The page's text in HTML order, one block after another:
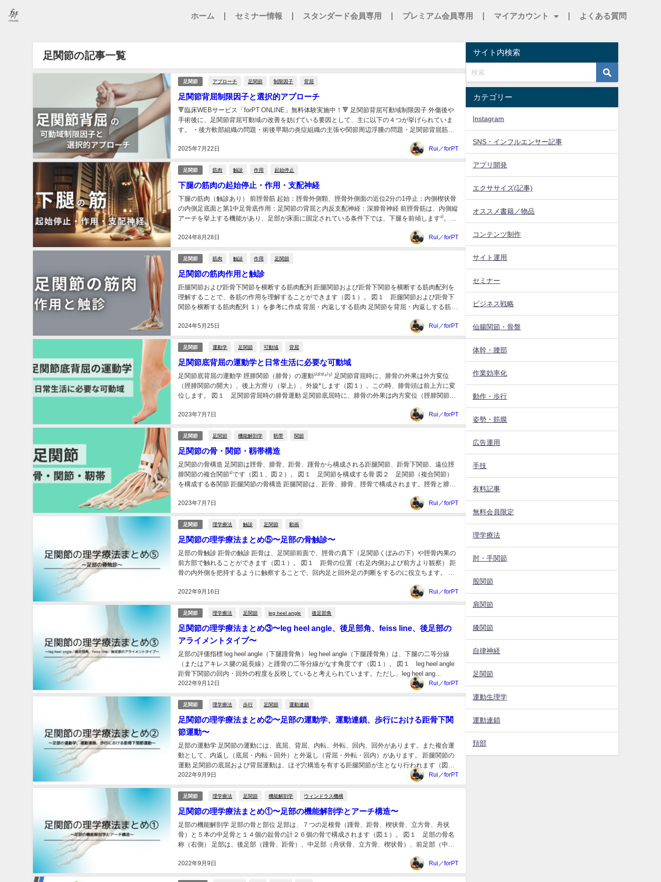
ホーム セミナー情報 スタンダード会員専用 プレミアム会員専用 マイアカウント よくある質問
足関節の記事一覧
足関節 アプローチ 足関節 制限因子 背屈
足関節背屈制限因子と選択的アプローチ
2025年7月22日
🔻臨床WEBサービス「forPT ONLINE」無料体験実施中！🔻 足関節背屈可動域制限因子 外傷後や
手術後に、足関節背屈可動域の改善を妨げている要因として、主に以下の４つが挙げられていま
す。 ・後方軟部組織の問題・術後早期の炎症組織の主張や関節周辺浮腫の問題・足関節背屈筋の
Rui／forPT
足関節 筋肉 触診 作用 起始停止
下腿の筋肉の起始停止・作用・支配神経
2024年8月28日
下腿の筋肉（触診あり） 前脛骨筋 起始：脛骨外側顆、脛骨外側面の近位2分の1停止：内側楔状骨
の内側足底面と第1中足骨底作用：足関節の背屈と内反支配神経：深腓骨神経 前脛骨筋は、内側縦
アーチを挙上する機能があり、足部が床面に固定されている条件下では、下腿を前傾します¹⁾。歩
Rui／forPT
足関節 筋肉 触診 作用 足関節
足関節の筋肉作用と触診
2024年5月25日
距腿関節および距骨下関節を横断する筋肉配列 距腿関節および距骨下関節を横断する筋肉配列を
理解することで、各筋の作用を理解することができます（図１）。 図１ 距腿関節および距骨下
関節を横断する筋肉配列 １）を参考に作成 背屈・内返しする筋肉 足関節を背屈・内返しする筋肉
Rui／forPT
足関節 運動学 足関節 可動域 背屈
足関節底背屈の運動学と日常生活に必要な可動域
2023年7月7日
足関節底背屈の運動学 脛腓関節（腓骨）の運動¹⁾²⁾³⁾⁴⁾⁵⁾ 足関節背屈時に、腓骨の外果は外方変位
（脛腓関節の開大）、後上方滑り（挙上）、外旋*します（図１）。この時、腓骨頭は前上方に変
位します。 図１ 足関節背屈時の腓骨運動 足関節底屈時に、腓骨の外果は内方変位（脛腓関節の
Rui／forPT
足関節 足関節 機能解剖学 靭帯 関節
足関節の骨・関節・靱帯構造
2023年7月7日
足関節の骨構造 足関節は脛骨、腓骨、距骨、踵骨から構成される距腿関節、距骨下関節、遠位脛
腓関節の複合関節¹⁾です（図１、図２）。 図１ 足関節を構成する骨 図２ 足関節（複合関節）
を構成する各関節 距腿関節の骨構造 距腿関節は、距骨、腓骨、脛骨で構成されます。脛骨と腓骨
Rui／forPT
足関節 理学療法 触診 足関節 動画
足関節の理学療法まとめ⑤〜足部の骨触診〜
2022年9月16日
足部の骨触診 距骨の触診 距骨は、足関節前面で、脛骨の真下（足関節くぼみの下）や脛骨内果の
前方部で触れることができます（図１）。 図１ 距骨の位置（右足内側および前方より観察） 距
骨の内外側を把持するように触察することで、回内足と回外足の判断をするのに役立ちます。 自
Rui／forPT
足関節 理学療法 足関節 leg heel angle 後足部角
足関節の理学療法まとめ③〜leg heel angle、後足部角、feiss line、後足部の
アライメントタイプ〜
2022年9月12日
足部の評価指標 leg heel angle（下腿踵骨角） leg heel angle（下腿踵骨角）は、下腿の二等分線
（またはアキレス腱の延長線）と踵骨の二等分線がなす角度です（図１）。 図１ leg heel angle
距骨下関節の回内・回外の程度を反映していると考えられています。ただし、leg heel ang...
Rui／forPT
足関節 理学療法 歩行 足関節 運動連鎖
足関節の理学療法まとめ②〜足部の運動学、運動連鎖、歩行における距骨下関
節運動〜
2022年9月9日
足部の運動学 足関節の運動には、底屈、背屈、内転、外転、回内、回外があります。また複合運
動として、内返し（底屈・内転・回外）と外返し（背屈・外転・回内）があります。 距腿関節の
運動 足関節の底屈および背屈運動は、ほぞ穴構造を有する距腿関節が主となり行われます（図
１）。 図１ 距腿関節の運動 距骨下関節の運動 距骨下関節...
Rui／forPT
足関節 理学療法 足関節 機能解剖学 ウィンドラス機構
足関節の理学療法まとめ①〜足部の機能解剖学とアーチ構造〜
2022年9月9日
足部の機能解剖学 足部の骨と部位 足部は、７つの足根骨（踵骨、距骨、楔状骨、立方骨、舟状
骨）と５本の中足骨と１４個の趾骨の計２６個の骨で構成されます（図１）。 図１ 足部の骨名
称（右側） 足部は、後足部（踵骨、距骨）、中足部（舟状骨、立方骨、楔状骨）、前足部（中足
Rui／forPT
サイト内検索
カテゴリー
Instagram
SNS・インフルエンサー記事
アプリ開発
エクササイズ(記事)
オススメ書籍／物品
コンテンツ制作
サイト運用
セミナー
ビジネス戦略
仙腸関節・骨盤
体幹・腰部
作業効率化
動作・歩行
姿勢・筋膜
広告運用
手技
有料記事
無料会員限定
理学療法
肘・手関節
股関節
肩関節
膝関節
自律神経
足関節
運動生理学
運動連鎖
頚部